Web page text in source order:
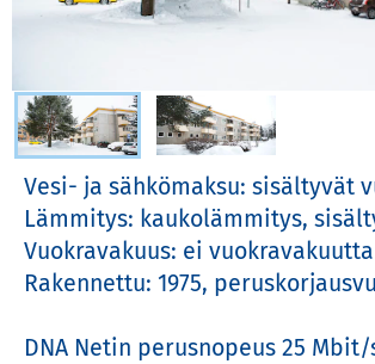
Valitse kuva
Vesi- ja sähkömaksu: sisältyvät
Lämmitys: kaukolämmitys,
Vuokravakuus: ei vuokravakuutta
Rakennettu: 1975,
DNA Netin perusnopeus 25